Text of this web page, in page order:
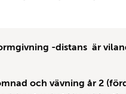
-distans är
och vävning år 2